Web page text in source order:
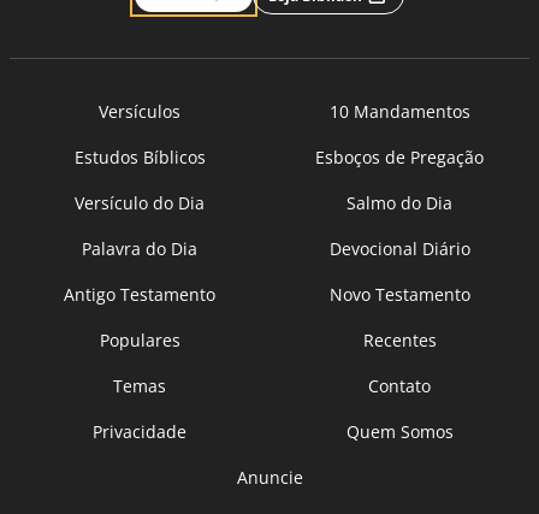
Versículos
10 Mandamentos
Estudos Bíblicos
Esboços de Pregação
Versículo do Dia
Salmo do Dia
Palavra do Dia
Devocional Diário
Antigo Testamento
Novo Testamento
Populares
Recentes
Temas
Contato
Privacidade
Quem Somos
Anuncie